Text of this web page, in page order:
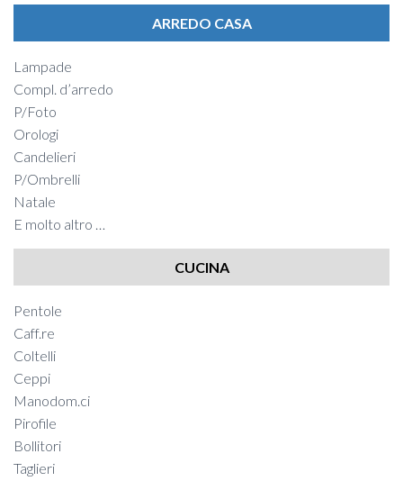
ARREDO CASA
Lampade
Compl. d’arredo
P/Foto
Orologi
Candelieri
P/Ombrelli
Natale
E molto altro …
CUCINA
Pentole
Caff.re
Coltelli
Ceppi
Manodom.ci
Pirofile
Bollitori
Taglieri